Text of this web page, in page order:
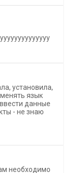
установила,
язык
данные
- не знаю
необходимо